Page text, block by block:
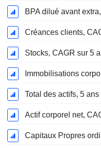
BPA dilué avant
Créances clients,
Stocks, CAGR sur 5
Total des actifs, 5
Actif corporel net,
Capitaux Propres